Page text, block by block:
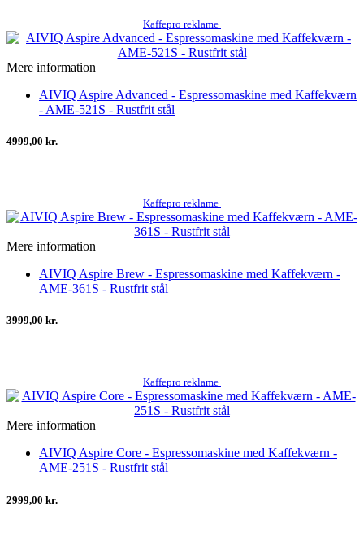
Kaffepro reklame
Mere information
AIVIQ Aspire Advanced - Espressomaskine med Kaffekværn
- AME-521S - Rustfrit stål
4999,00 kr.
Kaffepro reklame
Mere information
AIVIQ Aspire Brew - Espressomaskine med Kaffekværn -
AME-361S - Rustfrit stål
3999,00 kr.
Kaffepro reklame
Mere information
AIVIQ Aspire Core - Espressomaskine med Kaffekværn -
AME-251S - Rustfrit stål
2999,00 kr.